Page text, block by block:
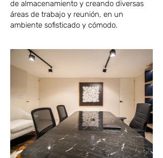
de almacenamiento y creando diversas
áreas de trabajo y reunión, en un
ambiente sofisticado y cómodo.